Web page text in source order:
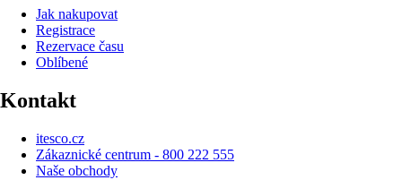
Jak nakupovat
Registrace
Rezervace času
Oblíbené
Kontakt
itesco.cz
Zákaznické centrum - 800 222 555
Naše obchody